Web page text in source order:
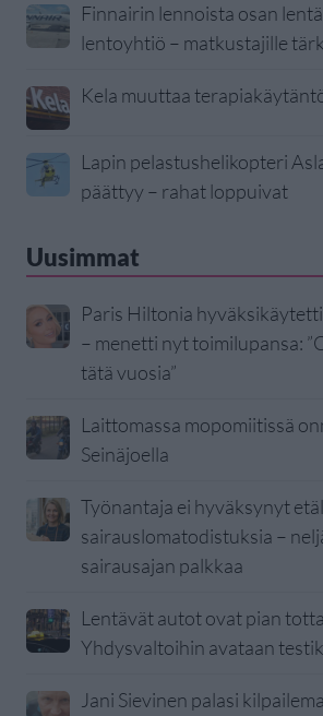
Finnairin lennoista osan
lentoyhtiö – matkustajille
Kela muuttaa
Lapin pelastushelikopteri
päättyy – rahat loppuivat
Uusimmat
Paris Hiltonia
– menetti nyt toimilupansa:
tätä vuosia”
Laittomassa mopomiitissä
Seinäjoella
Työnantaja ei hyväksynyt
sairauslomatodistuksia –
sairausajan palkkaa
Lentävät autot ovat pian
Yhdysvaltoihin avataan
Jani Sievinen palasi